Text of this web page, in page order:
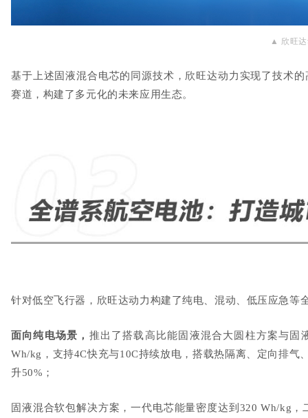
▲ 欣旺
基于上述固液混合电芯的同源技术，欣旺达动力实现了技术
赛道，构建了多元化的未来应用生态。
针对低空飞行器，欣旺达动力构建了纯电、混动、低压应急等
面向纯电场景， 推出了搭载高比能固液混合大圆柱方案与固
Wh/kg ，支持4C快充与10C持续放电，搭载热隔离、定向排气
升50% ；
固液混合软包解决方案，一代电芯能量密度达到 320 Wh/kg ，